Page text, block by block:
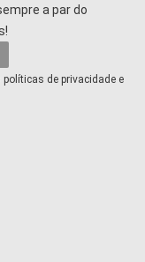
a par do
de privacidade e